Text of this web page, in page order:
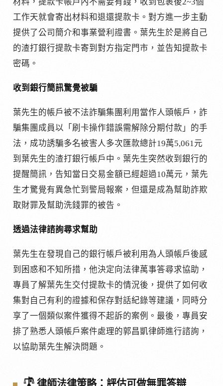
工作天就會寄出材料和退還提款卡。對方進一步主動
提供了公司簡介和事業營利證書。葉先生於是將自己
的渣打銀行提款卡寄到對方指定門市，並告知提款卡
密碼。
收到銀行簡訊驚覺被騙
葉先生的帳戶被不法詐騙集團利用當作人頭帳戶，詐
騙集團成員以「刷卡操作錯誤需解除分期付款」的手
法，成功誘騙多名被害人多次匯款總計19萬5,061元
到葉先生的渣打銀行帳戶中。葉先生突然收到銀行的
提醒簡訊，告知當日交易金額已經超過10萬元，葉先
生才驚覺有異急忙到警局報案，但還是成為幫助詐欺
取財罪及幫助洗錢罪的被告。
透過法律諮詢尋求幫助
葉先生在發現自己的銀行帳戶被利用為人頭帳戶後感
到困惑和不知所措，他決定向法律萬事答尋求協助，
專員了解葉先生交付提款卡的情況後，提供了如何收
集對自己有利的證據和保存對話紀錄等建議，同時分
享了一個類似案件獲得不起訴的案例。最後，專員安
排了熟悉人頭帳戶案件處理的郭昌凱律師進行諮詢，
以協助葉先生解決問題。
𓍝 律師法律策略：評估可做無罪答辯